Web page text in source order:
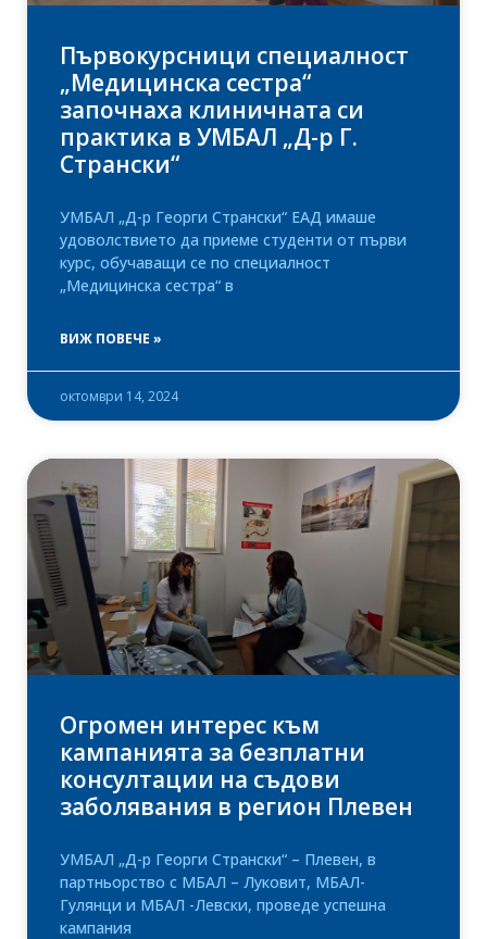
Първокурсници специалност
„Медицинска сестра“
започнаха клиничната си
практика в УМБАЛ „Д-р Г.
Странски“
УМБАЛ „Д-р Георги Странски“ ЕАД имаше
удоволствието да приеме студенти от първи
курс, обучаващи се по специалност
„Медицинска сестра“ в
ВИЖ ПОВЕЧЕ »
октомври 14, 2024
Огромен интерес към
кампанията за безплатни
консултации на съдови
заболявания в регион Плевен
УМБАЛ „Д-р Георги Странски“ – Плевен, в
партньорство с МБАЛ – Луковит, МБАЛ-
Гулянци и МБАЛ -Левски, проведе успешна
кампания